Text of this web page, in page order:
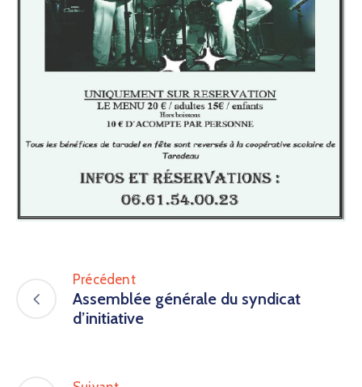
Précédent
Assemblée générale du syndicat
d’initiative